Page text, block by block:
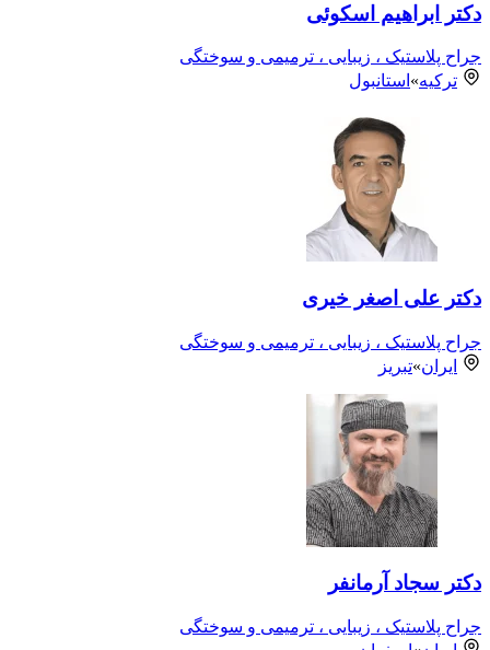
دکتر ابراهیم اسکوئی
جراح پلاستیک ، زیبایی ، ترمیمی و سوختگی
ترکیه» استانبول
دکتر علی اصغر خیری
جراح پلاستیک ، زیبایی ، ترمیمی و سوختگی
ایران»تبریز
دکتر سجاد آرمانفر
جراح پلاستیک ، زیبایی ، ترمیمی و سوختگی